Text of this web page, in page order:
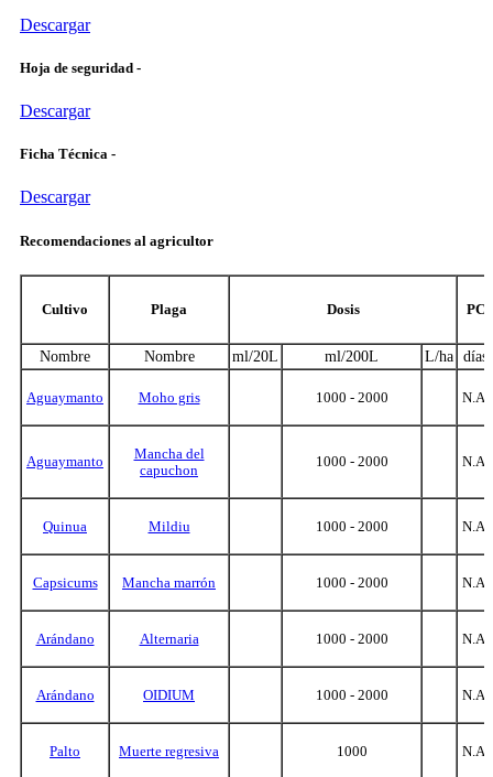
Descargar
Hoja de seguridad -
Descargar
Ficha Técnica -
Descargar
Recomendaciones al agricultor
Cultivo Plaga Dosis PC
Nombre Nombre ml/20L ml/200L L/ha días
Aguaymanto Moho gris 1000 - 2000 N.A.
Aguaymanto
Mancha del
capuchon
1000 - 2000 N.A.
Quinua Mildiu 1000 - 2000 N.A.
Capsicums Mancha marrón 1000 - 2000 N.A.
Arándano Alternaria 1000 - 2000 N.A.
Arándano OIDIUM 1000 - 2000 N.A.
Palto Muerte regresiva 1000 N.A.